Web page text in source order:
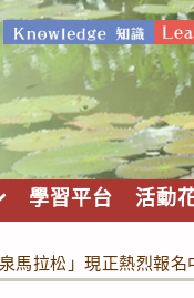
學習平台 活動
馬拉松」現正熱烈報